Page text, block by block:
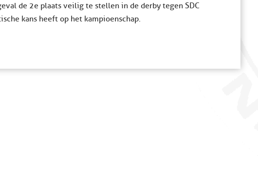
de 2e plaats veilig te stellen in de derby tegen SDC
kans heeft op het kampioenschap.